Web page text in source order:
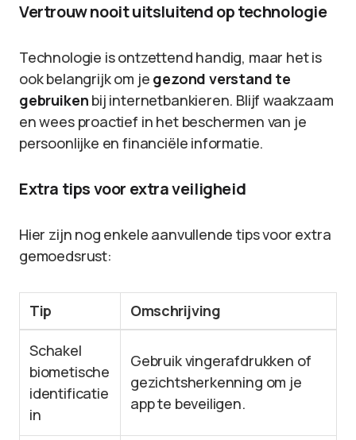
Vertrouw nooit uitsluitend op technologie
Technologie is ontzettend handig, maar het is
ook belangrijk om je gezond verstand te
gebruiken bij internetbankieren. Blijf waakzaam
en wees proactief in het beschermen van je
persoonlijke en financiële informatie.
Extra tips voor extra veiligheid
Hier zijn nog enkele aanvullende tips voor extra
gemoedsrust:
Tip Omschrijving
Schakel
biometische
identificatie
in
Gebruik vingerafdrukken of
gezichtsherkenning om je
app te beveiligen.